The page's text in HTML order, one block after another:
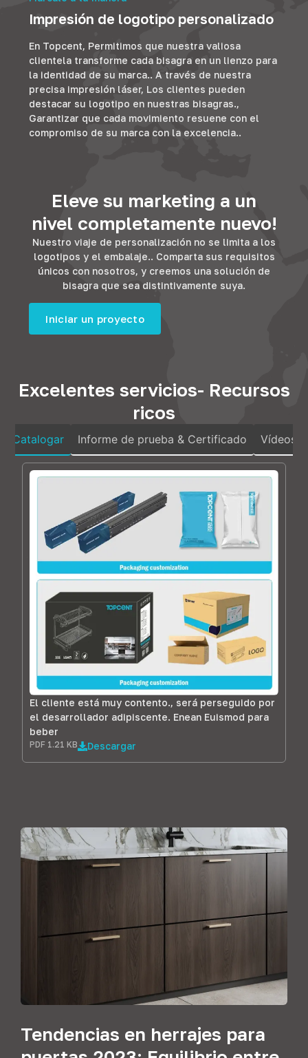
Impresión de logotipo personalizado
En Topcent, Permitimos que nuestra valiosa
clientela transforme cada bisagra en un lienzo para
la identidad de su marca.. A través de nuestra
precisa impresión láser, Los clientes pueden
destacar su logotipo en nuestras bisagras.,
Garantizar que cada movimiento resuene con el
compromiso de su marca con la excelencia..
Eleve su marketing a un
nivel completamente nuevo!
Nuestro viaje de personalización no se limita a los
logotipos y el embalaje.. Comparta sus requisitos
únicos con nosotros, y creemos una solución de
bisagra que sea distintivamente suya.
Iniciar un proyecto
Excelentes servicios- Recursos
ricos
Catalogar Informe de prueba & Certificado Vídeos
El cliente está muy contento., será perseguido por
el desarrollador adipiscente. Enean Euismod para
beber
PDF 1.21 KB Descargar
Tendencias en herrajes para